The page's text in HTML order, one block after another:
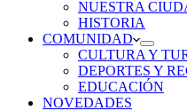
NUESTRA
HISTORIA
COMUNIDAD
CULTURA Y
DEPORTES Y
EDUCACIÓN
NOVEDADES